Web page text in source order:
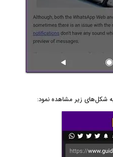
شکل‌های زیر مشاهده نمود: